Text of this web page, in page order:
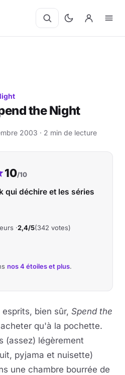
the Night
2003 · 2 min de lecture
Notre note :
10/10
qui déchire et les séries
·2,4/5(342 votes)
nos 4 étoiles et plus.
bien sûr, Spend the
qu'à la pochette.
(assez) légèrement
pyjama et nuisette)
une chambre bourrée de